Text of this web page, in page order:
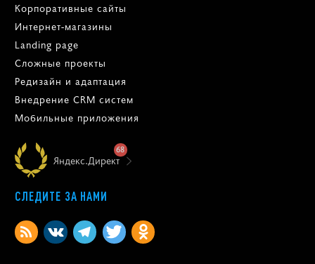
Корпоративные сайты
Интернет-магазины
Landing page
Сложные проекты
Редизайн и адаптация
Внедрение CRM систем
Мобильные приложения
Яндекс.Директ
68
СЛЕДИТЕ ЗА НАМИ